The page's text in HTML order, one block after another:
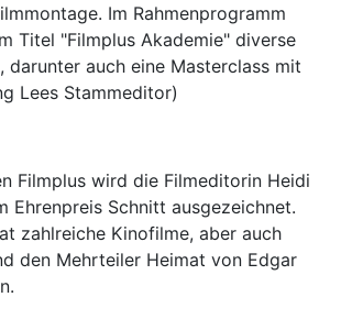
Im Rahmenprogramm
Titel "Filmplus Akademie" diverse
darunter auch eine Masterclass mit
Lees Stammeditor)
Filmplus wird die Filmeditorin Heidi
Ehrenpreis Schnitt ausgezeichnet.
zahlreiche Kinofilme, aber auch
den Mehrteiler Heimat von Edgar